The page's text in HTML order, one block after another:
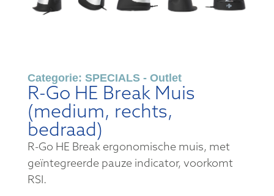
Categorie: SPECIALS - Outlet
R-Go HE Break Muis
(medium, rechts,
bedraad)
R-Go HE Break ergonomische muis, met
geïntegreerde pauze indicator, voorkomt
RSI.